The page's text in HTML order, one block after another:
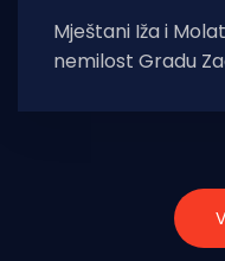
Mještani Iža i
nemilost Gradu